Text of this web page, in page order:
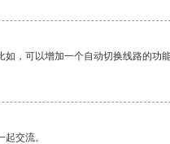
，可以增加一个自动切换线路的功
交流。